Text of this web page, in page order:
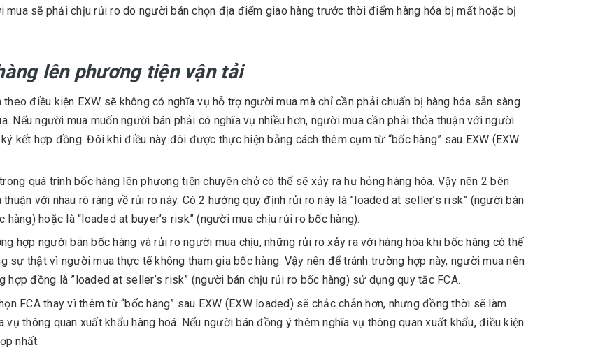
mua sẽ phải chịu rủi ro do người bán chọn địa điểm giao hàng trước thời điểm hàng hóa bị mất hoặc bị
lên phương tiện vận tải
theo điều kiện EXW sẽ không có nghĩa vụ hỗ trợ người mua mà chỉ cần phải chuẩn bị hàng hóa sẵn sàng
Nếu người mua muốn người bán phải có nghĩa vụ nhiều hơn, người mua cần phải thỏa thuận với người
kết hợp đồng. Đôi khi điều này đôi được thực hiện bằng cách thêm cụm từ “bốc hàng” sau EXW (EXW
quá trình bốc hàng lên phương tiện chuyên chở có thể sẽ xảy ra hư hỏng hàng hóa. Vậy nên 2 bên
với nhau rõ ràng về rủi ro này. Có 2 hướng quy định rủi ro này là ”loaded at seller’s risk” (người bán
hàng) hoặc là “loaded at buyer’s risk” (người mua chịu rủi ro bốc hàng).
hợp người bán bốc hàng và rủi ro người mua chịu, những rủi ro xảy ra với hàng hóa khi bốc hàng có thế
sự thật vì người mua thực tế không tham gia bốc hàng. Vậy nên để tránh trường hợp này, người mua nên
hợp đồng là ”loaded at seller’s risk” (người bán chịu rủi ro bốc hàng) sử dụng quy tắc FCA.
FCA thay vì thêm từ “bốc hàng” sau EXW (EXW loaded) sẽ chắc chắn hơn, nhưng đồng thời sẽ làm
vụ thông quan xuất khẩu hàng hoá. Nếu người bán đồng ý thêm nghĩa vụ thông quan xuất khẩu, điều kiện
nhất.